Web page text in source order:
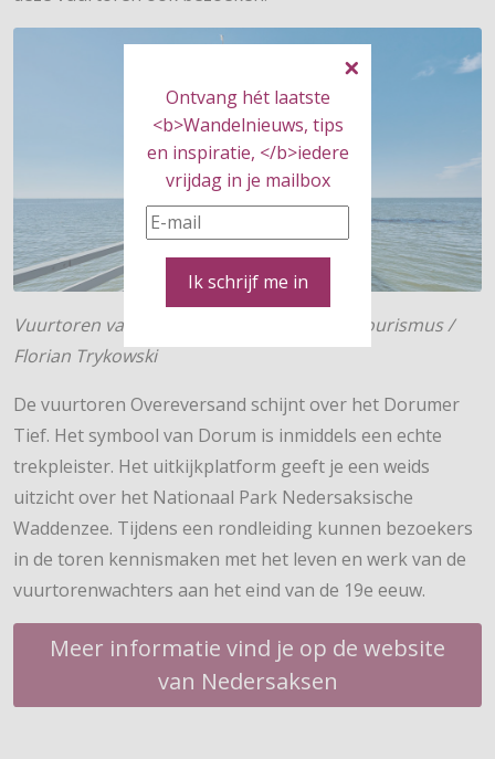
Ontvang hét laatste
<b>Wandelnieuws, tips
en inspiratie, </b>iedere
vrijdag in je mailbox
Ik schrijf me in
Vuurtoren van Obereversand © Cuxland Tourismus /
Florian Trykowski
De vuurtoren Overeversand schijnt over het Dorumer
Tief. Het symbool van Dorum is inmiddels een echte
trekpleister. Het uitkijkplatform geeft je een weids
uitzicht over het Nationaal Park Nedersaksische
Waddenzee. Tijdens een rondleiding kunnen bezoekers
in de toren kennismaken met het leven en werk van de
vuurtorenwachters aan het eind van de 19e eeuw.
Meer informatie vind je op de website
van Nedersaksen